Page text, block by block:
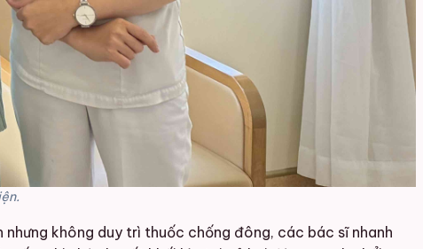
không duy trì thuốc chống đông, các bác sĩ nhanh